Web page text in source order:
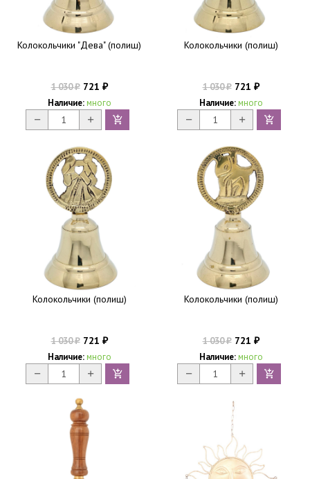
Колокольчики "Дева" (полиш)
1 030₽721 ₽
Наличие: много
Колокольчики (полиш)
1 030₽721 ₽
Наличие: много
Колокольчики (полиш)
1 030₽721 ₽
Наличие: много
Колокольчики (полиш)
1 030₽721 ₽
Наличие: много